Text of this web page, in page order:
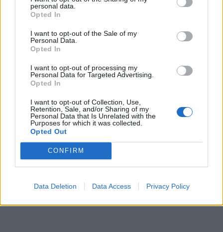
personal data.
Opted In
I want to opt-out of the Sale of my
Personal Data.
Opted In
I want to opt-out of processing my
Personal Data for Targeted Advertising.
Opted In
I want to opt-out of Collection, Use,
Retention, Sale, and/or Sharing of my
Personal Data that Is Unrelated with the
Purposes for which it was collected.
Opted Out
CONFIRM
Data Deletion Data Access Privacy Policy
In evidenza